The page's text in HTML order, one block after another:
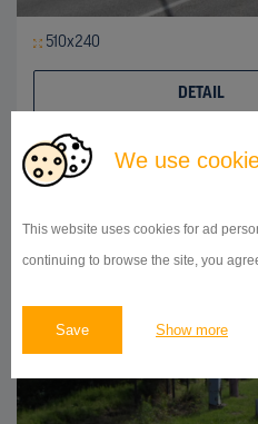
We use
This website uses cookies for ad
continuing to browse the site, you
Save Show more
510x240
DETAIL
BILLBOARD